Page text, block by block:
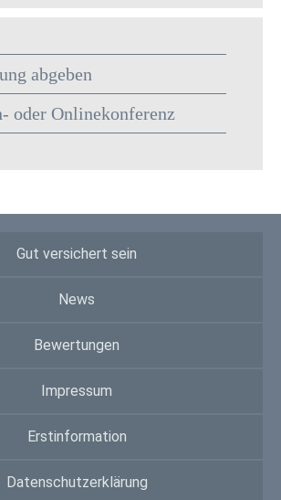
abgeben
oder Onlinekonferenz
Gut versichert sein
News
Bewertungen
Impressum
Erstinformation
Datenschutzerklärung